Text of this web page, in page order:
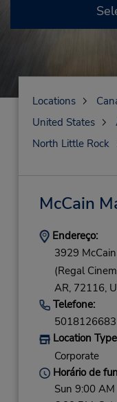
Locations
United States
North Little Rock
McCain
Endereço:
3929
(Regal
AR, 72116,
Telefone:
5018126683
Location
Corporate
Horário de
Sun 9:00